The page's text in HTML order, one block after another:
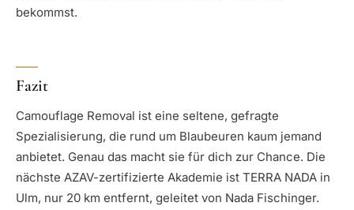
bekommst.
Fazit
Camouflage Removal ist eine seltene, gefragte
Spezialisierung, die rund um Blaubeuren kaum jemand
anbietet. Genau das macht sie für dich zur Chance. Die
nächste AZAV-zertifizierte Akademie ist TERRA NADA in
Ulm, nur 20 km entfernt, geleitet von Nada Fischinger.